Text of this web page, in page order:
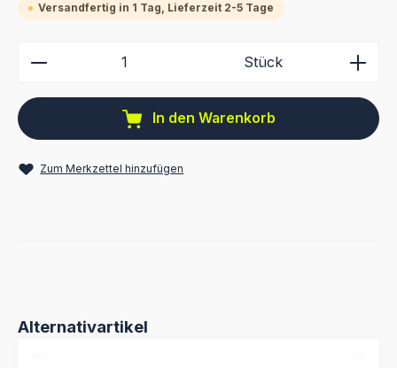
Versandfertig in 1 Tag, Lieferzeit 2-5 Tage
Produkt Anzahl: Gib den gewünschten Wert ein
Stück
In den Warenkorb
Zum Merkzettel hinzufügen
Produktgalerie überspringen
Alternativartikel